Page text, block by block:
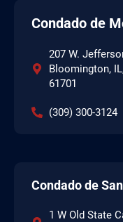
Condado de
207 W.
Bloomington,
61701
(309) 300-3124
Condado de
1 W Old State